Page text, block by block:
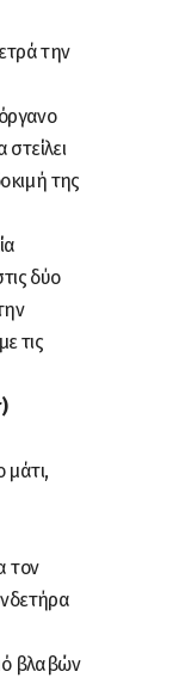
την
της
δύο
τις
τον
βλαβών